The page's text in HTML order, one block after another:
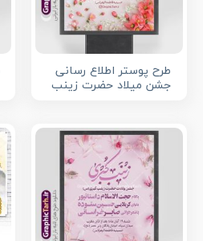
طرح پوستر اطلاع رسانی
جشن میلاد حضرت زینب